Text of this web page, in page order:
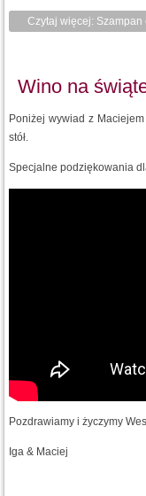
Czytaj więcej:
Wino na
Poniżej wywiad z
stół.
Specjalne podziękowania
Pozdrawiamy i życzymy
Iga & Maciej